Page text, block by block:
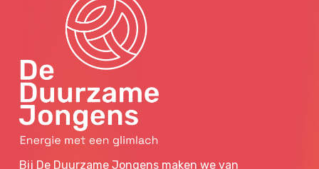
Bij De Duurzame Jongens maken we van